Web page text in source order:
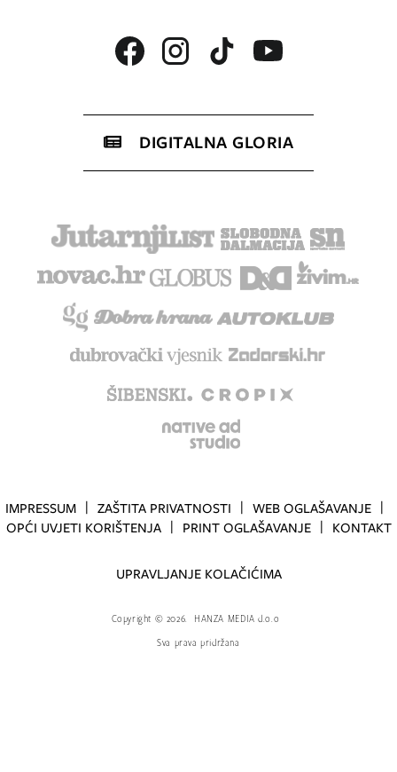
DIGITALNA GLORIA
IMPRESSUM ZAŠTITA PRIVATNOSTI
WEB OGLAŠAVANJE
OPĆI UVJETI KORIŠTENJA
PRINT OGLAŠAVANJE KONTAKT
UPRAVLJANJE KOLAČIĆIMA
Copyright © 2026.
HANZA MEDIA d.o.o
Sva prava pridržana